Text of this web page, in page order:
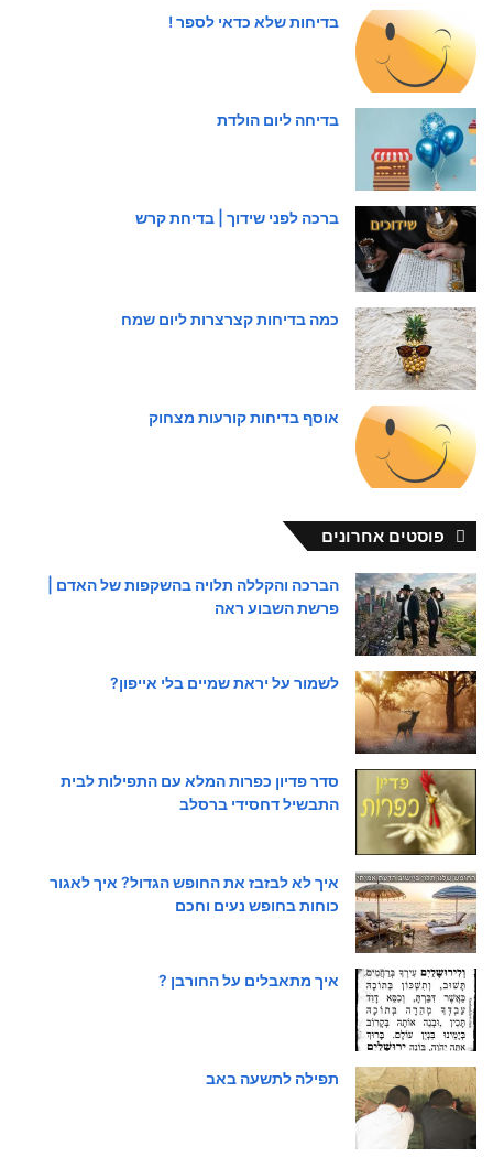
בדיחות שלא כדאי לספר !
בדיחה ליום הולדת
ברכה לפני שידוך | בדיחת קרש
כמה בדיחות קצרצרות ליום שמח
אוסף בדיחות קורעות מצחוק
פוסטים אחרונים
הברכה והקללה תלויה בהשקפות של האדם |
פרשת השבוע ראה
לשמור על יראת שמיים בלי אייפון?
סדר פדיון כפרות המלא עם התפילות לבית
התבשיל דחסידי ברסלב
איך לא לבזבז את החופש הגדול? איך לאגור
כוחות בחופש נעים וחכם
איך מתאבלים על החורבן ?
תפילה לתשעה באב